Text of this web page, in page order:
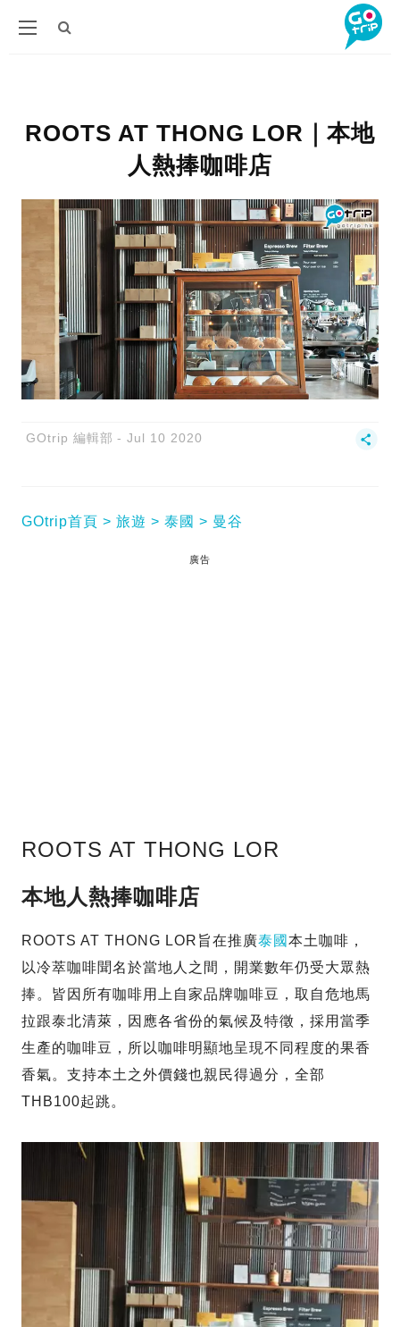
ROOTS AT THONG LOR｜本地
人熱捧咖啡店
GOtrip 編輯部 Jul 10 2020
GOtrip首頁 旅遊 泰國 曼谷
廣告
ROOTS AT THONG LOR
本地人熱捧咖啡店
ROOTS AT THONG LOR旨在推廣泰國本土咖啡，
以冷萃咖啡聞名於當地人之間，開業數年仍受大眾熱
捧。皆因所有咖啡用上自家品牌咖啡豆，取自危地馬
拉跟泰北清萊，因應各省份的氣候及特徵，採用當季
生產的咖啡豆，所以咖啡明顯地呈現不同程度的果香
香氣。支持本土之外價錢也親民得過分，全部
THB100起跳。